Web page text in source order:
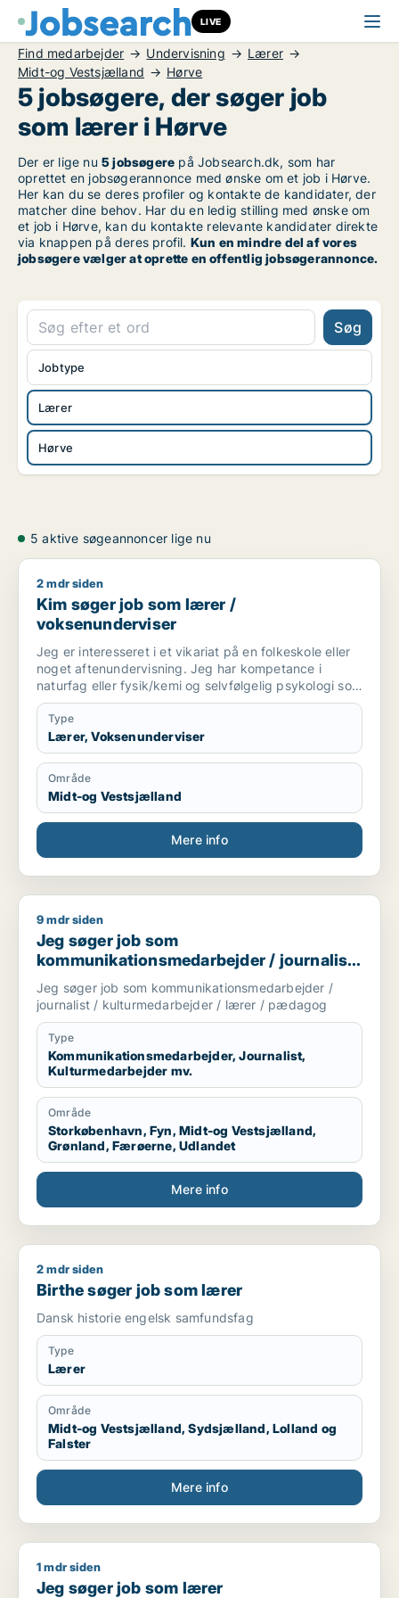
LIVE
Find medarbejder Undervisning
Lærer
Midt-og Vestsjælland
Hørve
5 jobsøgere, der søger job
som lærer i Hørve
Der er lige nu 5 jobsøgere på Jobsearch.dk, som har
oprettet en jobsøgerannonce med ønske om et job i Hørve.
Her kan du se deres profiler og kontakte de kandidater, der
matcher dine behov. Har du en ledig stilling med ønske om
et job i Hørve, kan du kontakte relevante kandidater direkte
via knappen på deres profil. Kun en mindre del af vores
jobsøgere vælger at oprette en offentlig jobsøgerannonce.
Søg
Lærer
Hørve
Jobtype
5 aktive søgeannoncer lige nu
Kim søger job som lærer / voksenunderviser
2 mdr siden
Kim søger job som lærer /
voksenunderviser
Jeg er interesseret i et vikariat på en folkeskole eller
noget aftenundervisning. Jeg har kompetance i
naturfag eller fysik/kemi og selvfølgelig psykologi som
dog ikke er relevant for folkeskolen.
Type
Lærer, Voksenunderviser
Område
Midt-og Vestsjælland
Mere info
Jeg søger job som kommunikationsmedarbejder /
9 mdr siden
Jeg søger job som
kommunikationsmedarbejder / journalist
/ kulturmedarbejder / lærer / pædagog
Jeg søger job som kommunikationsmedarbejder /
journalist / kulturmedarbejder / lærer / pædagog
Type
Kommunikationsmedarbejder, Journalist,
Kulturmedarbejder mv.
Område
Storkøbenhavn, Fyn, Midt-og Vestsjælland,
Grønland, Færøerne, Udlandet
Mere info
Birthe søger job som lærer
2 mdr siden
Birthe søger job som lærer
Dansk historie engelsk samfundsfag
Type
Lærer
Område
Midt-og Vestsjælland, Sydsjælland, Lolland og
Falster
Mere info
Jeg søger job som lærer
1 mdr siden
Jeg søger job som lærer